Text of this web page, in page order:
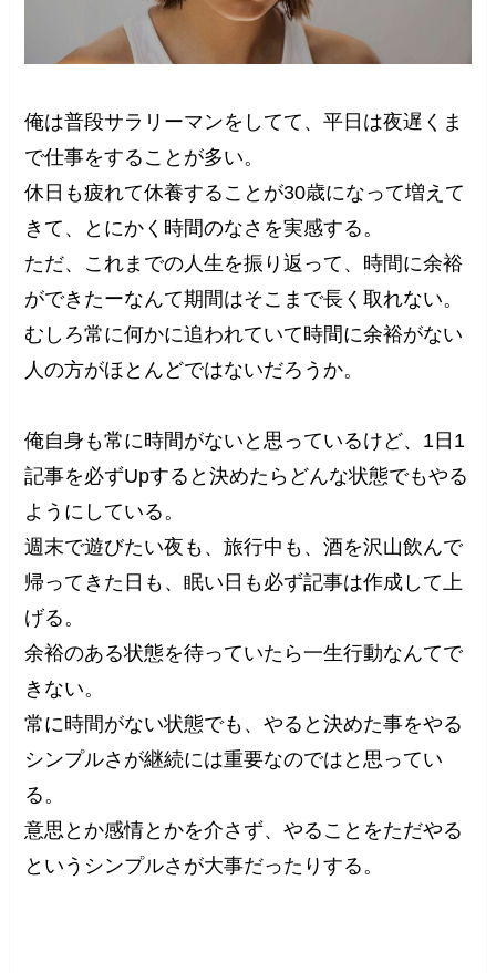
俺は普段サラリーマンをしてて、平日は夜遅くま
で仕事をすることが多い。
休日も疲れて休養することが30歳になって増えて
きて、とにかく時間のなさを実感する。
ただ、これまでの人生を振り返って、時間に余裕
ができたーなんて期間はそこまで長く取れない。
むしろ常に何かに追われていて時間に余裕がない
人の方がほとんどではないだろうか。
俺自身も常に時間がないと思っているけど、1日1
記事を必ずUpすると決めたらどんな状態でもやる
ようにしている。
週末で遊びたい夜も、旅行中も、酒を沢山飲んで
帰ってきた日も、眠い日も必ず記事は作成して上
げる。
余裕のある状態を待っていたら一生行動なんてで
きない。
常に時間がない状態でも、やると決めた事をやる
シンプルさが継続には重要なのではと思ってい
る。
意思とか感情とかを介さず、やることをただやる
というシンプルさが大事だったりする。